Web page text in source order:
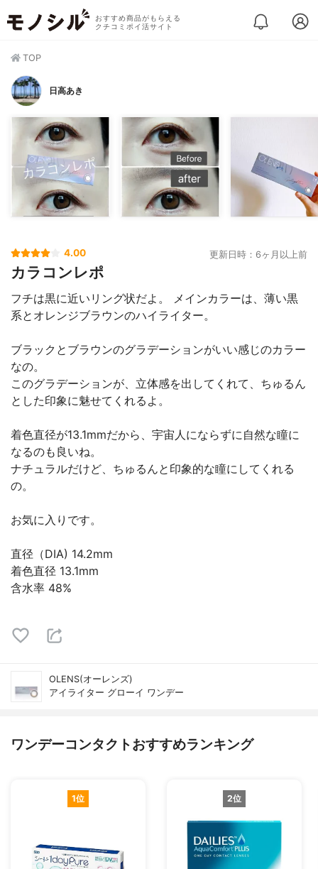
おすすめ商品がもらえる
クチコミポイ活サイト
TOP
日高あき
4.00 更新日時：6ヶ月以上前
カラコンレポ
フチは黒に近いリング状だよ。 メインカラーは、薄い黒
系とオレンジブラウンのハイライター。
ブラックとブラウンのグラデーションがいい感じのカラー
なの。
このグラデーションが、立体感を出してくれて、ちゅるん
とした印象に魅せてくれるよ。
着色直径が13.1mmだから、宇宙人にならずに自然な瞳に
なるのも良いね。
ナチュラルだけど、ちゅるんと印象的な瞳にしてくれる
の。
お気に入りです。
直径（DIA) 14.2mm
着色直径 13.1mm
含水率 48%
OLENS(オーレンズ)
アイライター グローイ ワンデー
ワンデーコンタクトおすすめランキング
1位 2位